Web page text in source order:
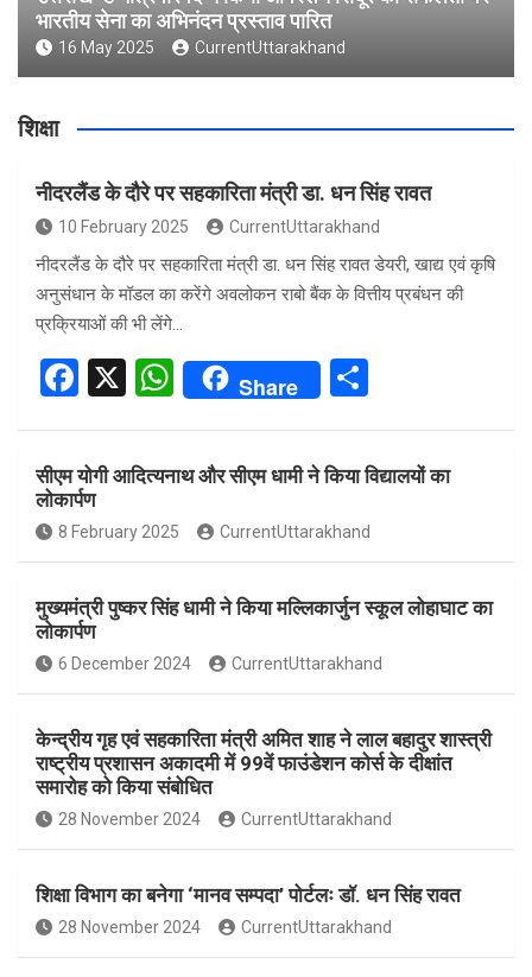
भारतीय सेना का अभिनंदन प्रस्ताव पारित
16 May 2025 CurrentUttarakhand
शिक्षा
नीदरलैंड के दौरे पर सहकारिता मंत्री डा. धन सिंह रावत
10 February 2025 CurrentUttarakhand
नीदरलैंड के दौरे पर सहकारिता मंत्री डा. धन सिंह रावत डेयरी, खाद्य एवं कृषि
अनुसंधान के मॉडल का करेंगे अवलोकन राबो बैंक के वित्तीय प्रबंधन की
प्रक्रियाओं की भी लेंगे…
F
ce
b
o
o
k
X
W
s
A
p
p
Share
ar
e
सीएम योगी आदित्यनाथ और सीएम धामी ने किया विद्यालयों का
लोकार्पण
8 February 2025 CurrentUttarakhand
मुख्यमंत्री पुष्कर सिंह धामी ने किया मल्लिकार्जुन स्कूल लोहाघाट का
लोकार्पण
6 December 2024 CurrentUttarakhand
केन्द्रीय गृह एवं सहकारिता मंत्री अमित शाह ने लाल बहादुर शास्त्री
राष्ट्रीय प्रशासन अकादमी में 99वें फाउंडेशन कोर्स के दीक्षांत
समारोह को किया संबोधित
28 November 2024 CurrentUttarakhand
शिक्षा विभाग का बनेगा ‘मानव सम्पदा’ पोर्टलः डॉ. धन सिंह रावत
28 November 2024 CurrentUttarakhand